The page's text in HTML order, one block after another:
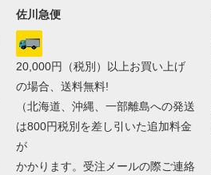
佐川急便
20,000円（税別）以上お買い上げ
の場合、送料無料!
（北海道、沖縄、一部離島への発送
は800円税別を差し引いた追加料金
が
かかります。受注メールの際ご連絡